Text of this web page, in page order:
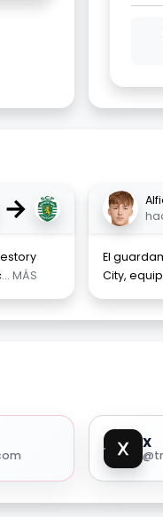
→
... MÁS
El
City,
X